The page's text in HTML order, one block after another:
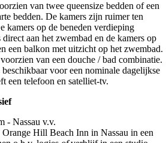
van twee queensize bedden of een
bedden. De kamers zijn ruimer ten
kamers op de beneden verdieping
aan het zwembad en de kamers op
een balkon met uitzicht op het zwembad.
van een douche / bad combinatie.
voor een nominale dagelijkse
een telefoon en satelliet-tv.
- Nassau v.v.
Hill Beach Inn in Nassau in een